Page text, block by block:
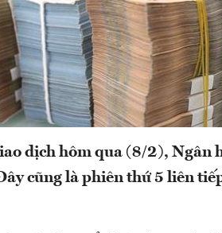
dịch hôm qua (8/2), Ngân
cũng là phiên thứ 5 liên